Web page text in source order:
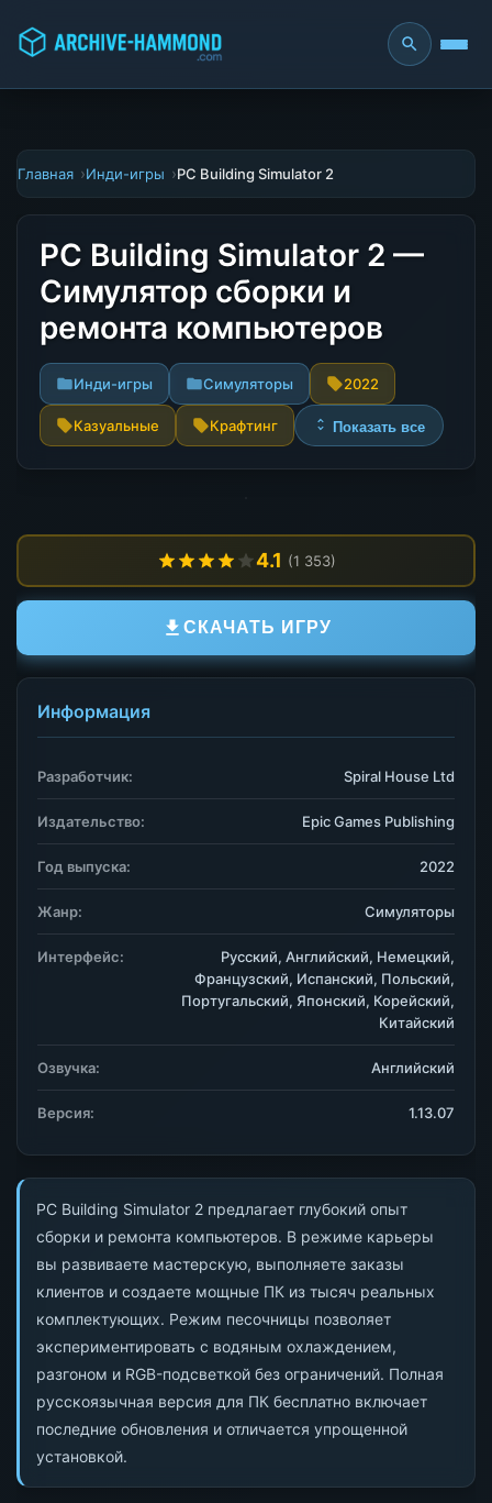
Главная Инди-игры PC Building Simulator 2
PC Building Simulator 2 —
Симулятор сборки и
ремонта компьютеров
Инди-игры Симуляторы 2022
Казуальные Крафтинг Показать все
PC Building Simulator 2 предлагает глубокий опыт
сборки и ремонта компьютеров. В режиме карьеры
вы развиваете мастерскую, выполняете заказы
клиентов и создаете мощные ПК из тысяч реальных
комплектующих. Режим песочницы позволяет
экспериментировать с водяным охлаждением,
разгоном и RGB-подсветкой без ограничений. Полная
русскоязычная версия для ПК бесплатно включает
последние обновления и отличается упрощенной
установкой.
4.1 (1 353)
СКАЧАТЬ ИГРУ
Информация
Разработчик: Spiral House Ltd
Издательство: Epic Games Publishing
Год выпуска: 2022
Жанр: Симуляторы
Интерфейс:
Русский, Английский, Немецкий,
Французский, Испанский, Польский,
Португальский, Японский, Корейский,
Китайский
Озвучка: Английский
Версия: 1.13.07